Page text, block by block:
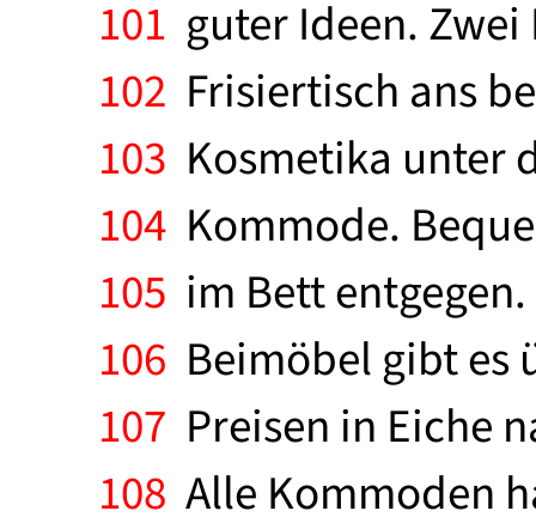
101 guter Ideen.
102 Frisiertisch ans
103 Kosmetika unter
104 Kommode.
105 im Bett
106 Beimöbel gibt es
107 Preisen in Eiche
108 Alle Kommoden